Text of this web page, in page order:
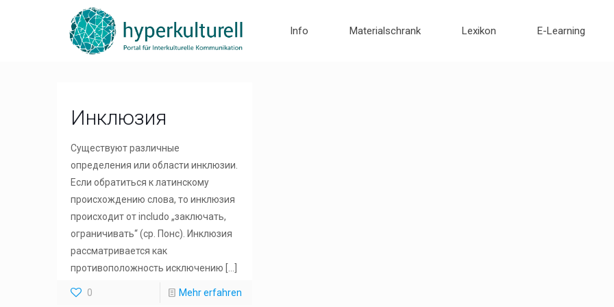
Info Materialschrank Lexikon E-Learning
Инклюзия
Существуют различные
определения или области инклюзии.
Если обратиться к латинскому
происхождению слова, то инклюзия
происходит от includo „заключать,
ограничивать“ (ср. Понс). Инклюзия
рассматривается как
противоположность исключению
0 Mehr erfahren